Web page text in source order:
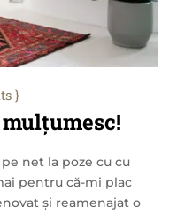
net la poze cu cu
pentru că-mi plac
și reamenajat o